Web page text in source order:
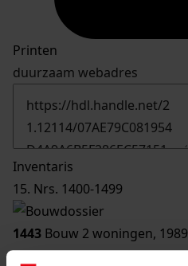
Printen
duurzaam webadres
Inventaris
15. Nrs. 1400-1499
1443 Bouw 2 woningen, 1989
Datering: